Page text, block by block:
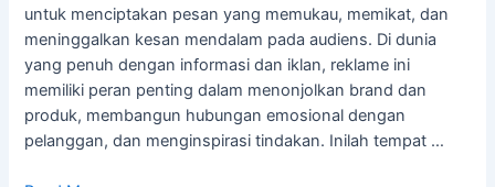
untuk menciptakan pesan yang memukau, memikat, dan
meninggalkan kesan mendalam pada audiens. Di dunia
yang penuh dengan informasi dan iklan, reklame ini
memiliki peran penting dalam menonjolkan brand dan
produk, membangun hubungan emosional dengan
pelanggan, dan menginspirasi tindakan. Inilah tempat …